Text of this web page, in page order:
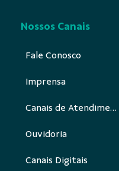
Nossos Canais
Fale Conosco
Imprensa
Canais de Atendimento
Ouvidoria
Canais Digitais